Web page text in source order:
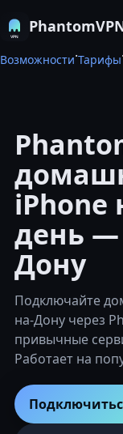
Возможности·Тарифы·
день —
Дону
Подключайте
на-Дону через
привычные
Работает на